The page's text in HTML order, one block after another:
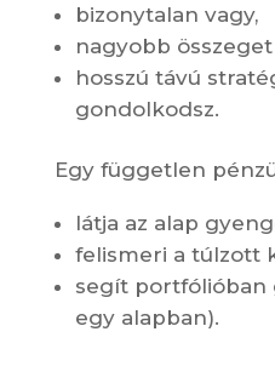
bizonytalan vagy,
nagyobb
hosszú távú
gondolkodsz.
Egy független
látja az alap
felismeri a túlzott
segít portfólióban
egy alapban).